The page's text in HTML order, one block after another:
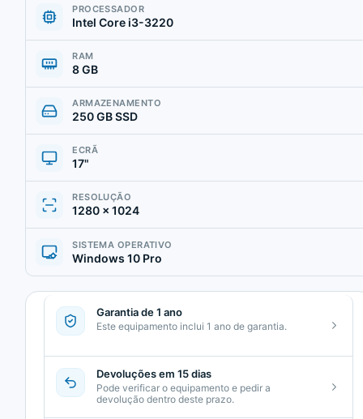
PROCESSADOR
Intel Core i3-3220
RAM
8 GB
ARMAZENAMENTO
250 GB SSD
ECRÃ
17"
RESOLUÇÃO
1280 × 1024
SISTEMA OPERATIVO
Windows 10 Pro
Garantia de 1 ano
Este equipamento inclui 1 ano de garantia.
Devoluções em 15 dias
Pode verificar o equipamento e pedir a
devolução dentro deste prazo.